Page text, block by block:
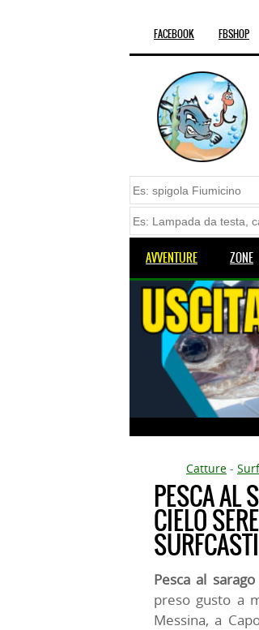
FACEBOOK FBSHOP
AVVENTURE ZONE
Catture -
PESCA AL
CIELO
Pesca al
preso gusto a
Messina, a